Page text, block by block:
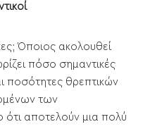
Όποιος ακολουθεί
πόσο σημαντικές
ποσότητες θρεπτικών
των
αποτελούν μια πολύ